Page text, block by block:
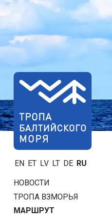
EN ET LV LT DE RU
НОВОСТИ
ТРОПA ВЗМОРЬЯ
МАРШРУТ